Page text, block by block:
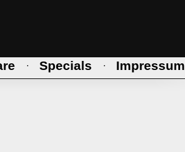
· Specials · Impressum